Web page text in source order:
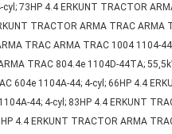
73HP 4.4 ERKUNT TRACTOR
TRACTOR ARMA TRAC
TRAC ARMA TRAC 1004 1104-
TRAC 804.4e 1104D-44TA;
604e 1104A-44; 4-cyl; 66HP 4.4
44; 4-cyl; 83HP 4.4 ERKUNT
4.4 ERKUNT TRACTOR ARMA